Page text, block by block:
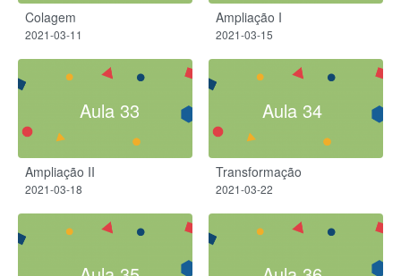
Colagem
2021-03-11
Ampliação I
2021-03-15
Aula 33
Ampliação II
2021-03-18
Aula 34
Transformação
2021-03-22